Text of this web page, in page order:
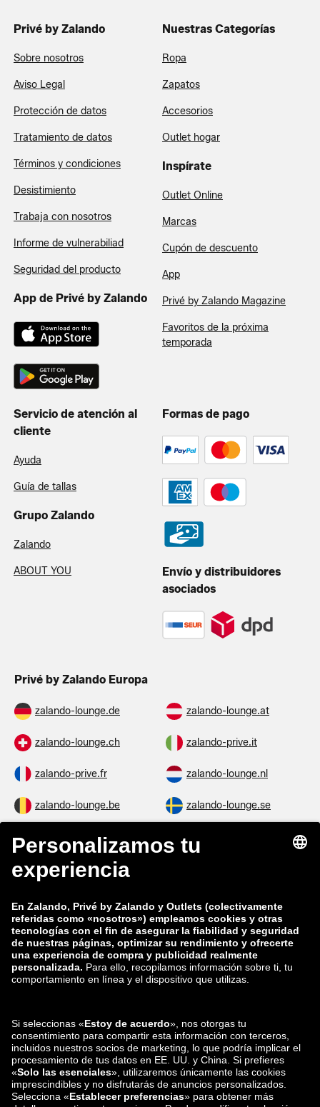
Privé by Zalando
Sobre nosotros
Aviso Legal
Protección de datos
Tratamiento de datos
Términos y condiciones
Desistimiento
Trabaja con nosotros
Informe de vulnerabiliad
Seguridad del producto
App de Privé by Zalando
Nuestras Categorías
Ropa
Zapatos
Accesorios
Outlet hogar
Inspírate
Outlet Online
Marcas
Cupón de descuento
App
Privé by Zalando Magazine
Favoritos de la próxima
temporada
Servicio de atención al
cliente
Ayuda
Guía de tallas
Grupo Zalando
Zalando
ABOUT YOU
Formas de pago
Envío y distribuidores
asociados
Privé by Zalando Europa
zalando-lounge.de zalando-lounge.at
zalando-lounge.ch zalando-prive.it
zalando-prive.fr zalando-lounge.nl
zalando-lounge.be zalando-lounge.se
zalando-lounge.fi
zalando-lounge.co.uk
zalando-prive.es
zalando-lounge.lt zalando-lounge.sk
zalando-lounge.ro zalando-lounge.hr
zalando-lounge.lu zalando-lounge.ee
zalando-lounge.lv zalando-lounge.no